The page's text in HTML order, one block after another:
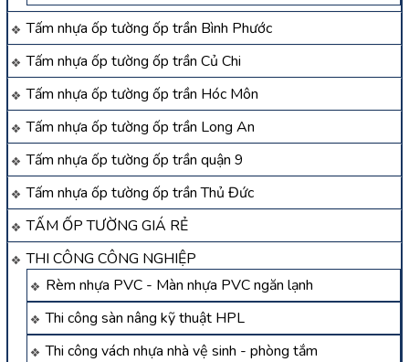
Tấm nhựa ốp tường ốp trần Bình Phước
Tấm nhựa ốp tường ốp trần Củ Chi
Tấm nhựa ốp tường ốp trần Hóc Môn
Tấm nhựa ốp tường ốp trần Long An
Tấm nhựa ốp tường ốp trần quận 9
Tấm nhựa ốp tường ốp trần Thủ Đức
TẤM ỐP TƯỜNG GIÁ RẺ
THI CÔNG CÔNG NGHIỆP
Rèm nhựa PVC - Màn nhựa PVC ngăn lạnh
Thi công sàn nâng kỹ thuật HPL
Thi công vách nhựa nhà vệ sinh - phòng tắm